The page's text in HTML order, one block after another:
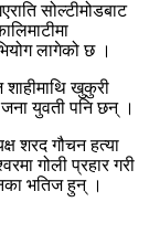
सोल्टीमोडबाट
लागेको छ ।
खुकुरी
जना युवती पनि छन् ।
शरद गौचन हत्या
गोली प्रहार गरी
भतिज हुन् ।